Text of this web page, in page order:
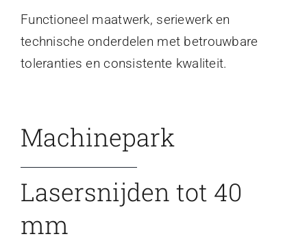
Functioneel maatwerk, seriewerk en
technische onderdelen met betrouwbare
toleranties en consistente kwaliteit.
Machinepark
Lasersnijden tot 40
mm